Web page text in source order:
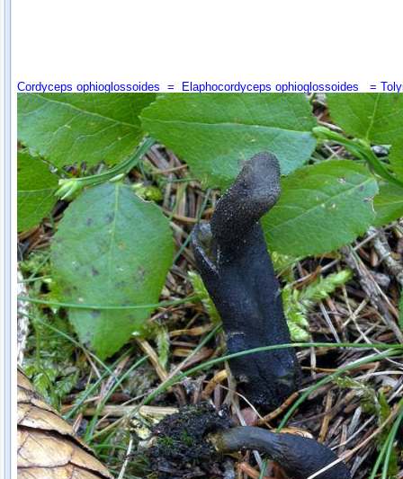
Cordyceps ophioglossoides = Elaphocordyceps ophioglossoides =